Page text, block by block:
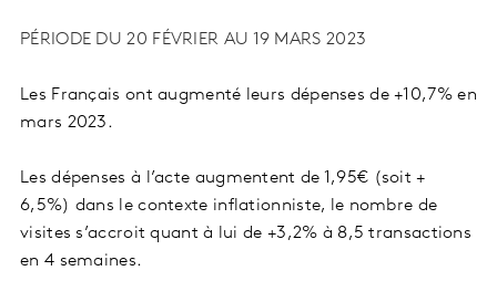
PÉRIODE DU 20 FÉVRIER AU 19 MARS 2023
Les Français ont augmenté leurs dépenses de +10,7% en
mars 2023.
Les dépenses à l’acte augmentent de 1,95€ (soit +
6,5%) dans le contexte inflationniste, le nombre de
visites s’accroit quant à lui de +3,2% à 8,5 transactions
en 4 semaines.